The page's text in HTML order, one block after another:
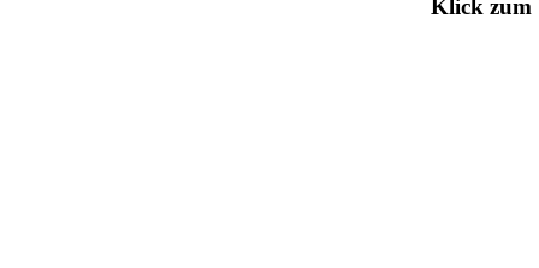
Klick zum